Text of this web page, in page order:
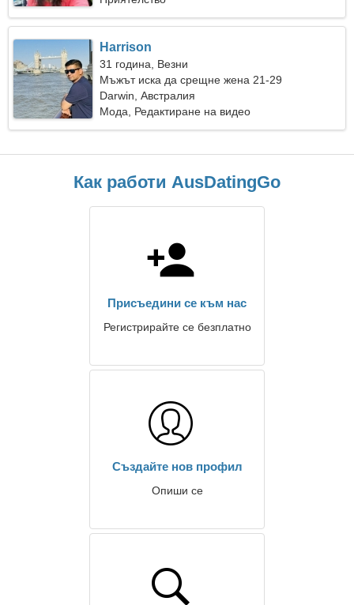
Harrison
31 година, Везни
Мъжът иска да срещне жена 21-29
Darwin, Австралия
Мода, Редактиране на видео
Как работи AusDatingGo
Присъедини се към нас
Регистрирайте се безплатно
Създайте нов профил
Опиши се